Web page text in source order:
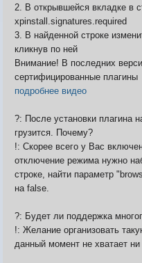
2. В открывшейся вкладке в
xpinstall.signatures.required
3. В найденной строке
кликнув по ней
Внимание! В последних
сертифицированные плагины
подробнее видео
?: После установки плагина
грузится. Почему?
!: Скорее всего у Вас
отключение режима нужно
строке, найти параметр
на false.
?: Будет ли поддержка
!: Желание организовать
данный момент не хватает